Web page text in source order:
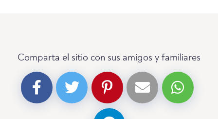
Comparta el sitio con sus amigos y familiares